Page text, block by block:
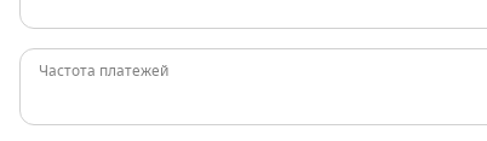
Частота платежей